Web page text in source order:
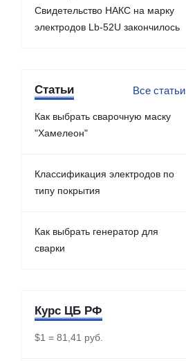
Свидетельство НАКС на марку
электродов Lb-52U закончилось
Статьи Все статьи
Как выбрать сварочную маску
"Хамелеон"
Классификация электродов по
типу покрытия
Как выбрать генератор для
сварки
Курс ЦБ РФ
$1 = 81,41 руб.